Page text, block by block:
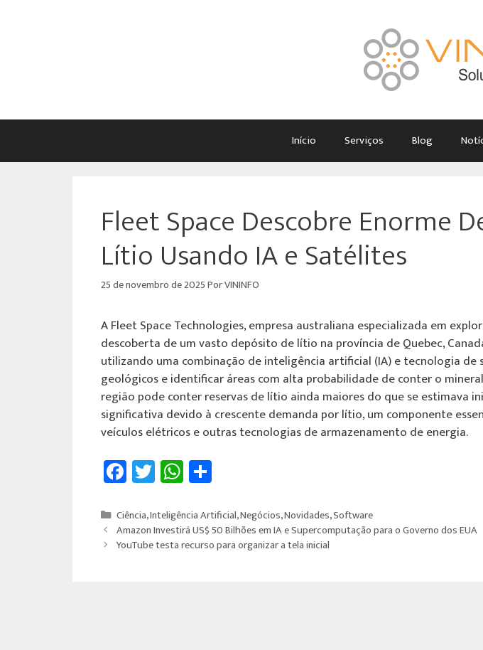
Início Serviços Blog
Fleet Space Descobre Enorme
Lítio Usando IA e Satélites
25 de novembro de 2025PorVININFO
A Fleet Space Technologies, empresa australiana especializada em
descoberta de um vasto depósito de lítio na província de Quebec,
utilizando uma combinação de inteligência artificial (IA) e tecnologia de
geológicos e identificar áreas com alta probabilidade de conter o
região pode conter reservas de lítio ainda maiores do que se estimava
significativa devido à crescente demanda por lítio, um componente
veículos elétricos e outras tecnologias de armazenamento de energia.
Fa
ce
b
o
T
wi
tt
er
W
h
at
sA
e
Ciência,Inteligência Artificial,Negócios,Novidades,Software
Amazon Investirá US$ 50 Bilhões em IA e Supercomputação para o Governo dos EUA
YouTube testa recurso para organizar a tela inicial